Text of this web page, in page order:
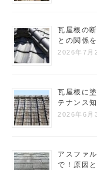
瓦屋根の
との関係
2026年7月
瓦屋根に
テナンス
2026年6月
アスファ
で！原因